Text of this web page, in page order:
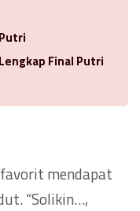
Final Putri
mendapat
“Solikin…,